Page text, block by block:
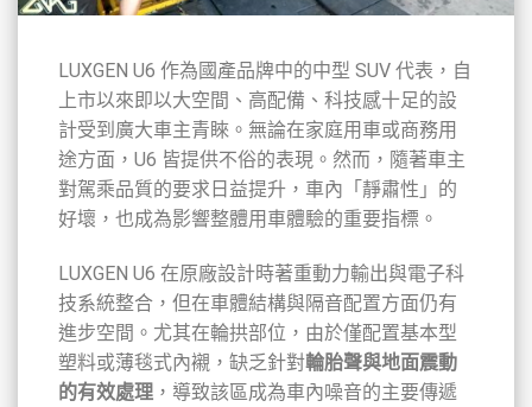
LUXGEN U6 作為國產品牌中的中型 SUV 代表，自
上市以來即以大空間、高配備、科技感十足的設
計受到廣大車主青睞。無論在家庭用車或商務用
途方面，U6 皆提供不俗的表現。然而，隨著車主
對駕乘品質的要求日益提升，車內「靜肅性」的
好壞，也成為影響整體用車體驗的重要指標。
LUXGEN U6 在原廠設計時著重動力輸出與電子科
技系統整合，但在車體結構與隔音配置方面仍有
進步空間。尤其在輪拱部位，由於僅配置基本型
塑料或薄毯式內襯，缺乏針對輪胎聲與地面震動
的有效處理 ，導致該區成為車內噪音的主要傳遞